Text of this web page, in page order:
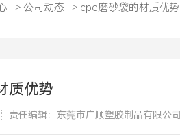
-> 公司动态 -> cpe磨砂袋的材质优势
质优势
责任编辑：东莞市广顺塑胶制品有限公司